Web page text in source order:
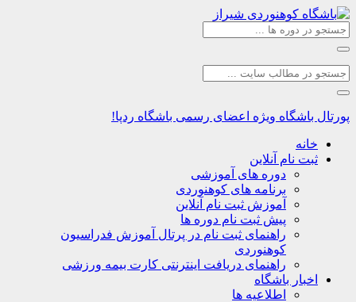
ویژه اعضای رسمی باشگاه ردپا!
آنلاین
دوره های آموزشی
برنامه های کوهنوردی
آموزش ثبت نام آنلاین
پیش ثبت نام دوره ها
راهنمای ثبت نام در پرتال آموزش فدراسیون
راهنمای دریافت اینترنتی کارت بیمه ورزشی
باشگاه
اطلاعیه ها